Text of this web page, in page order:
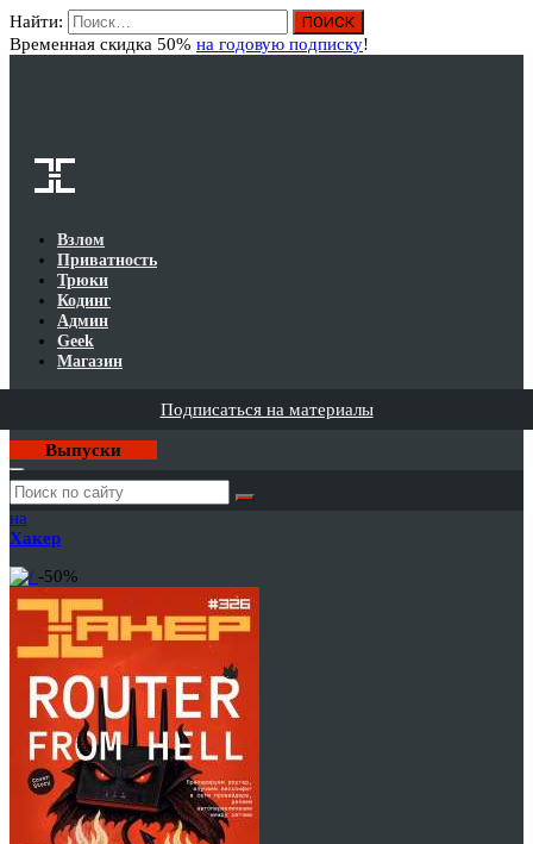
Найти:
Временная скидка 50% на годовую подписку!
Взлом
Приватность
Трюки
Кодинг
Админ
Geek
Магазин
Подписаться на материалы
Выпуски
Годовая
подписка
на
Хакер
-50%